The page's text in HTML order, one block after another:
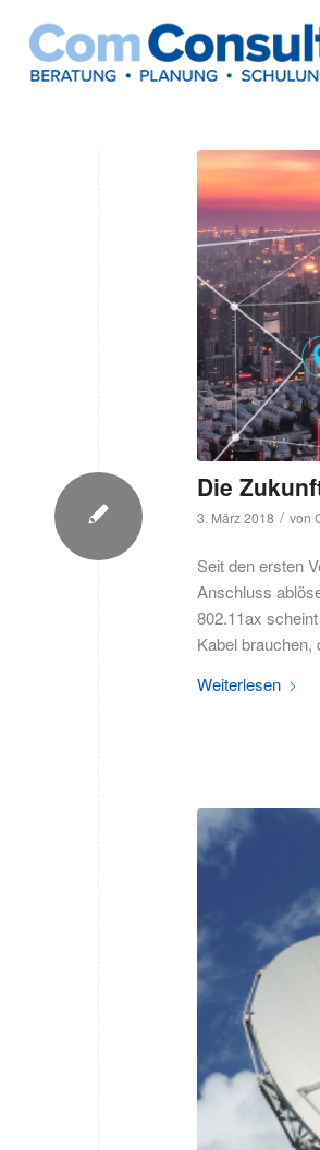
Die
3. März 2018 / von
Seit den ersten
Anschluss
802.11ax
Kabel
Weiterlesen